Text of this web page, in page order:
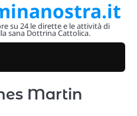
su 24 le dirette e le attività di
sana Dottrina Cattolica.
Martin